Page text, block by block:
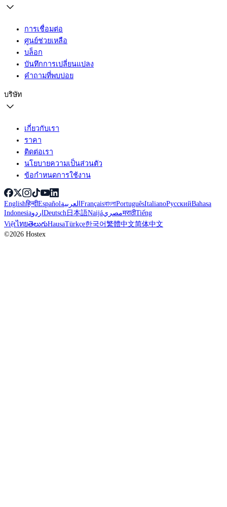
การเชื่อมต่อ
ศูนย์ช่วยเหลือ
บล็อก
บันทึกการเปลี่ยนแปลง
คำถามที่พบบ่อย
บริษัท
เกี่ยวกับเรา
ราคา
ติดต่อเรา
นโยบายความเป็นส่วนตัว
ข้อกำหนดการใช้งาน
Englishहिन्दीEspañolالعربيةFrançaisবাংলাPortuguêsItalianoРусскийBahasa
IndonesiaاردوDeutsch日本語NaijáمصريमराठीTiếng
ViệtไทยతెలుగుHausaTürkçe한국어繁體中文简体中文
©2026 Hostex